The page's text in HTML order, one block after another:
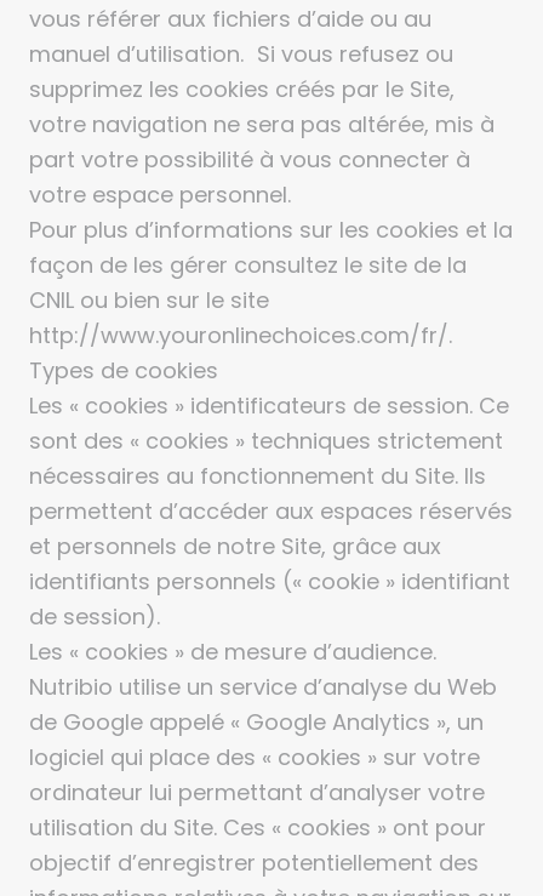
vous référer aux fichiers d’aide ou au
manuel d’utilisation. Si vous refusez ou
supprimez les cookies créés par le Site,
votre navigation ne sera pas altérée, mis à
part votre possibilité à vous connecter à
votre espace personnel.
Pour plus d’informations sur les cookies et la
façon de les gérer consultez le site de la
CNIL ou bien sur le site
http://www.youronlinechoices.com/fr/.
Types de cookies
Les « cookies » identificateurs de session. Ce
sont des « cookies » techniques strictement
nécessaires au fonctionnement du Site. Ils
permettent d’accéder aux espaces réservés
et personnels de notre Site, grâce aux
identifiants personnels (« cookie » identifiant
de session).
Les « cookies » de mesure d’audience.
Nutribio utilise un service d’analyse du Web
de Google appelé « Google Analytics », un
logiciel qui place des « cookies » sur votre
ordinateur lui permettant d’analyser votre
utilisation du Site. Ces « cookies » ont pour
objectif d’enregistrer potentiellement des